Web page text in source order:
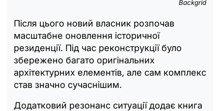
Backgrid
Після цього новий власник розпочав
масштабне оновлення історичної
резиденції. Під час реконструкції було
збережено багато оригінальних
архітектурних елементів, але сам комплекс
став значно сучаснішим.
Додатковий резонанс ситуації додає книга